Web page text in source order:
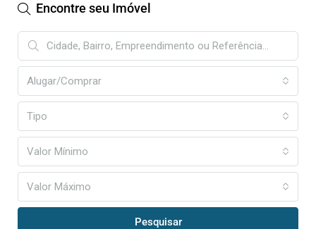
Encontre seu Imóvel
Alugar/Comprar
Tipo
Valor Mínimo
Valor Máximo
Pesquisar